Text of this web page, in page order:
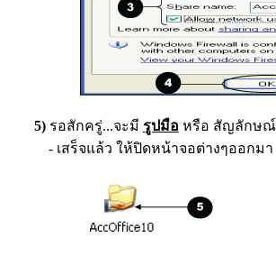
5) รอสักครู่...จะมี รูปมือ หรือ สัญลักษณ์
- เสร็จแล้ว ให้ปิดหน้าจอต่างๆออกมา